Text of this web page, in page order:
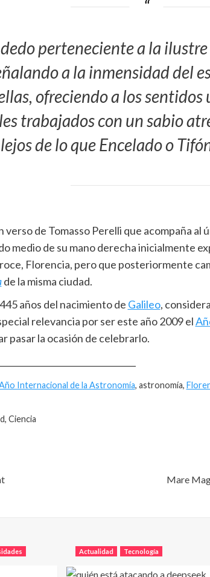
dedo perteneciente a la
a la inmensidad del
ofreciendo a los
trabajados con un sabio
de lo que Encelado o
verso de Tomasso Perelli que acompaña
medio de su mano derecha inicialmente
Florencia, pero que posteriormente
de la misma ciudad.
años del nacimiento de Galileo,
relevancia por ser este año 2009 el
pasar la ocasión de celebrarlo.
Internacional de la Astronomía, astronomía,
Ciencia
Mare
Actualidad Tecnología